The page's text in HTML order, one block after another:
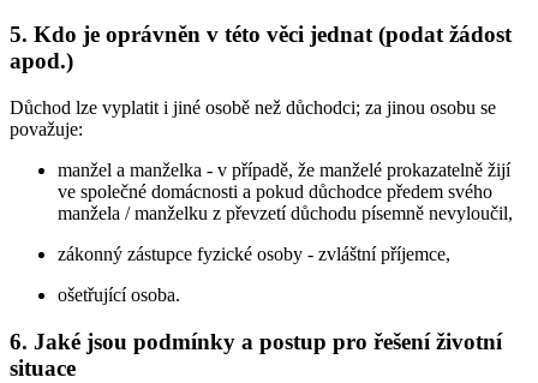
5. Kdo je oprávněn v této věci jednat (podat žádost
apod.)
Důchod lze vyplatit i jiné osobě než důchodci; za jinou osobu se
považuje:
manžel a manželka - v případě, že manželé prokazatelně žijí
ve společné domácnosti a pokud důchodce předem svého
manžela / manželku z převzetí důchodu písemně nevyloučil,
zákonný zástupce fyzické osoby - zvláštní příjemce,
ošetřující osoba.
6. Jaké jsou podmínky a postup pro řešení životní
situace